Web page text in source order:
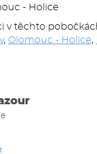
- Holice
v těchto
, Olomouc - Holice,